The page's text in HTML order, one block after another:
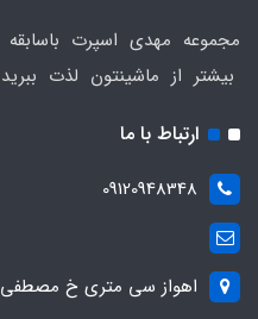
بیشتر از ماشینتون لذت ببرید
ارتباط با ما
09120948348
اهواز سی متری خ مصطفی